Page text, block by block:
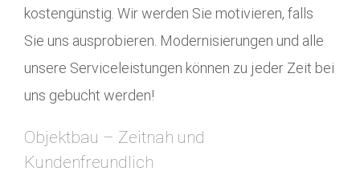
kostengünstig. Wir werden Sie motivieren, falls
Sie uns ausprobieren. Modernisierungen und alle
unsere Serviceleistungen können zu jeder Zeit bei
uns gebucht werden!
Objektbau – Zeitnah und
Kundenfreundlich